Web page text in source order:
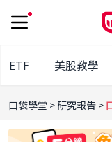
ETF 美股教學
口袋學堂 研究報告